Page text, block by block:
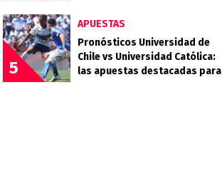
5
APUESTAS
Pronósticos Universidad de
Chile vs Universidad Católica:
las apuestas destacadas para